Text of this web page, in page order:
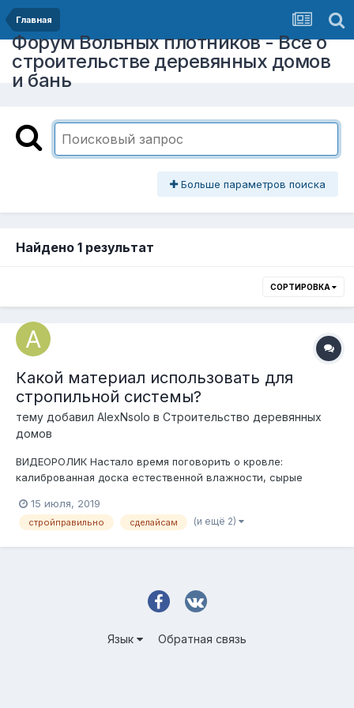
Главная
Форум Вольных плотников - Все о
строительстве деревянных домов
и бань
Больше параметров поиска
Найдено 1 результат
СОРТИРОВКА
Какой материал использовать для
стропильной системы?
тему добавил AlexNsolo в Строительство деревянных
домов
ВИДЕОРОЛИК Настало время поговорить о кровле:
калиброванная доска естественной влажности, сырые
Крыша, в первую очередь, стропильная система — это ее
кости, помимо несущей способности, важно, чтобы
15 июля, 2019
стройправильно сделайсам (и ещё 2)
Язык Обратная связь